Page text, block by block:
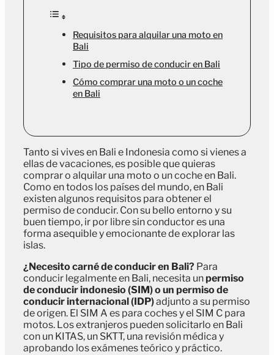
Requisitos para alquilar una moto en
Bali
Tipo de permiso de conducir en Bali
Cómo comprar una moto o un coche
en Bali
Tanto si vives en Bali e Indonesia como si vienes a
ellas de vacaciones, es posible que quieras
comprar o alquilar una moto o un coche en Bali.
Como en todos los países del mundo, en Bali
existen algunos requisitos para obtener el
permiso de conducir. Con su bello entorno y su
buen tiempo, ir por libre sin conductor es una
forma asequible y emocionante de explorar las
islas.
¿Necesito carné de conducir en Bali? Para
conducir legalmente en Bali, necesita un permiso
de conducir indonesio (SIM) o un permiso de
conducir internacional (IDP)adjunto a su permiso
de origen. El SIM A es para coches y el SIM C para
motos. Los extranjeros pueden solicitarlo en Bali
con un KITAS, un SKTT, una revisión médica y
aprobando los exámenes teórico y práctico.